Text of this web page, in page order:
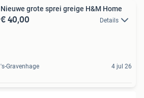
Nieuwe grote sprei greige H&M Home
€ 40,00 Details
's-Gravenhage 4 jul 26